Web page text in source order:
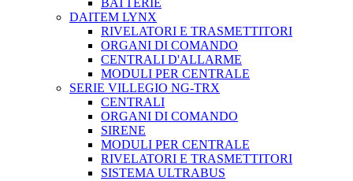
BATTERIE
DAITEM LYNX
RIVELATORI E TRASMETTITORI
ORGANI DI COMANDO
CENTRALI D'ALLARME
MODULI PER CENTRALE
SERIE VILLEGIO NG-TRX
CENTRALI
ORGANI DI COMANDO
SIRENE
MODULI PER CENTRALE
RIVELATORI E TRASMETTITORI
SISTEMA ULTRABUS